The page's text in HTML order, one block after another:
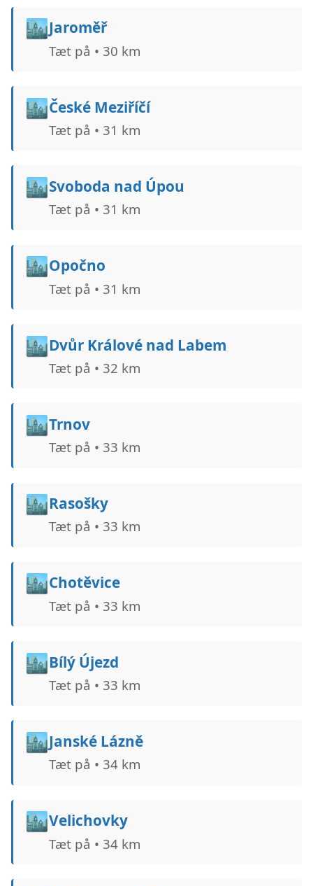
🏙️Jaroměř
Tæt på • 30 km
🏙️České Meziříčí
Tæt på • 31 km
🏙️Svoboda nad Úpou
Tæt på • 31 km
🏙️Opočno
Tæt på • 31 km
🏙️Dvůr Králové nad Labem
Tæt på • 32 km
🏙️Trnov
Tæt på • 33 km
🏙️Rasošky
Tæt på • 33 km
🏙️Chotěvice
Tæt på • 33 km
🏙️Bílý Újezd
Tæt på • 33 km
🏙️Janské Lázně
Tæt på • 34 km
🏙️Velichovky
Tæt på • 34 km